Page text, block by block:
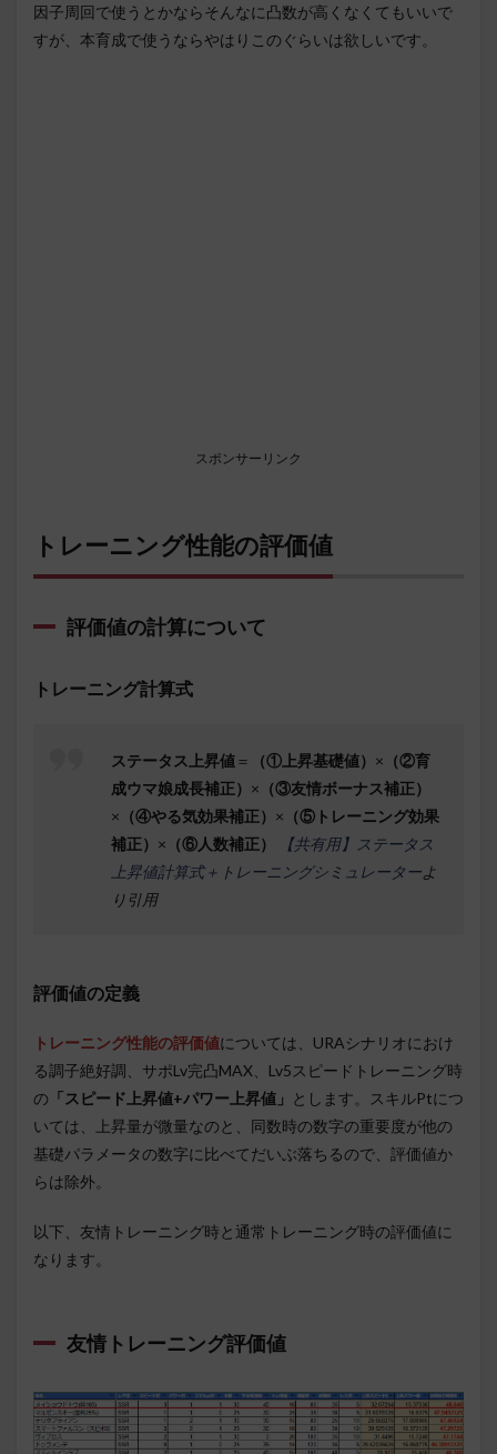
因子周回で使うとかならそんなに凸数が高くなくてもいいで
すが、本育成で使うならやはりこのぐらいは欲しいです。
スポンサーリンク
トレーニング性能の評価値
評価値の計算について
トレーニング計算式
ステータス上昇値＝ （①上昇基礎値） × （②育
成ウマ娘成長補正） × （③友情ボーナス補正）
× （④やる気効果補正） × （⑤トレーニング効果
補正） × （⑥人数補正）
【共有用】ステータス
上昇値計算式＋トレーニングシミュレーターよ
り引用
評価値の定義
トレーニング性能の評価値については、URAシナリオにおけ
る調子絶好調、サポLv完凸MAX、Lv5スピードトレーニング時
の 「スピード上昇値+パワー上昇値」 とします。スキルPtにつ
いては、上昇量が微量なのと、同数時の数字の重要度が他の
基礎パラメータの数字に比べてだいぶ落ちるので、評価値か
らは除外。
以下、友情トレーニング時と通常トレーニング時の評価値に
なります。
友情トレーニング評価値